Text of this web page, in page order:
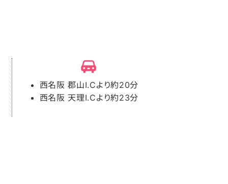
西名阪 郡山I.Cより約20分
西名阪 天理I.Cより約23分